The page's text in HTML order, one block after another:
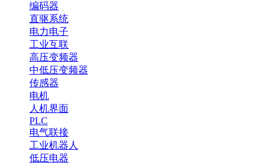
编码器
直驱系统
电力电子
工业互联
高压变频器
中低压变频器
传感器
电机
人机界面
PLC
电气联接
工业机器人
低压电器